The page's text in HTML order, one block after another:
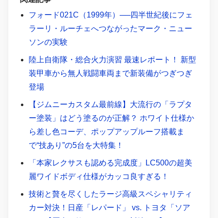
フォード021C（1999年）──四半世紀後にフェ
ラーリ・ルーチェへつながったマーク・ニュー
ソンの実験
陸上自衛隊・総合火力演習 最速レポート！ 新型
装甲車から無人戦闘車両まで新装備がつぎつぎ
登場
【ジムニーカスタム最前線】大流行の「ラプタ
ー塗装」はどう塗るのが正解？ ホワイト仕様か
ら差し色コーデ、ポップアップルーフ搭載ま
で“技あり”の5台を大特集！
「本家レクサスも認める完成度」LC500の超美
麗ワイドボディ仕様がカッコ良すぎる！
技術と贅を尽くしたラージ高級スペシャリティ
カー対決！日産「レパード」 vs. トヨタ「ソア